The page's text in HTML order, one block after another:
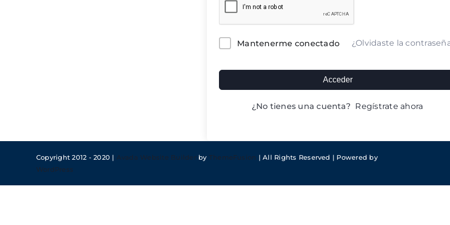
Alternative:
Mantenerme conectado ¿Olvidaste la
Acceder
¿No tienes una cuenta? Regístrate ahora
Copyright 2012 - 2020 | Avada Website Builderby ThemeFusion | All Rights Reserved | Powered by
WordPress